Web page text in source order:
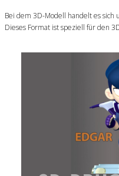
Bei dem 3D-Modell handelt es
Dieses Format ist speziell für den